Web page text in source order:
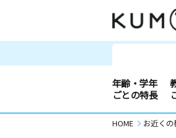
年齢・学年
ごとの特長
HOME お近く